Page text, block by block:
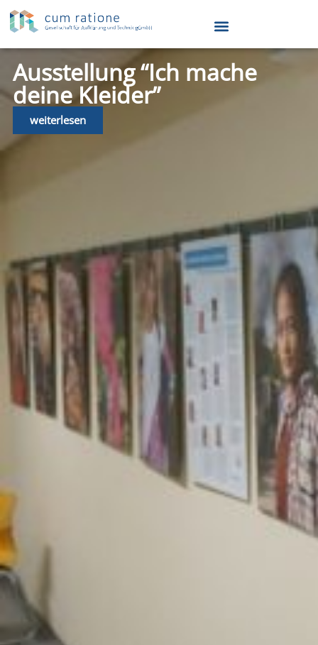
Ausstellung “Ich mache
deine Kleider”
weiterlesen